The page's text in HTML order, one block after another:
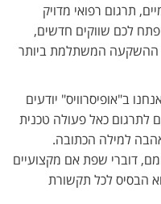
תרגום רפואי מדויק
לכם שווקים חדשים,
ההשקעה המשתלמת ביותר
ומעל 48 שפות, אנחנו ב"אופיסרוויס" יודעים
לתרגום כאל פעולה טכנית
למילה הכתובה.
דוברי שפת אם מקצועיים
הבסיס לכל תקשורת